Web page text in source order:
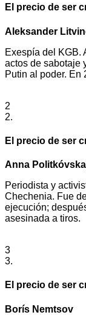
El precio de ser
Aleksander
Exespía del KGB.
actos de sabotaje
Putin al poder. En
2
2.
El precio de ser
Anna
Periodista y
Chechenia. Fue
ejecución;
asesinada a tiros.
3
3.
El precio de ser
Borís Nemtsov